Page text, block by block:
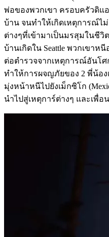
พ่อของพวกเขา ครอบครัวดิ
บ้าน จนทำให้เกิดเหตุการณ์ไ
ต่างๆที่เข้ามาเป็นมรสุมในชีวิ
บ้านเกิดใน Seattle พวกเขา
ต่อตำรวจจากเหตุการณ์อันโศ
ทำให้การผจญภัยของ 2 พี่น้อ
มุ่งหน้าหนีไปยังเม็กซิโก
นำไปสู่เหตุการ์ต่างๆ และเพื่อ